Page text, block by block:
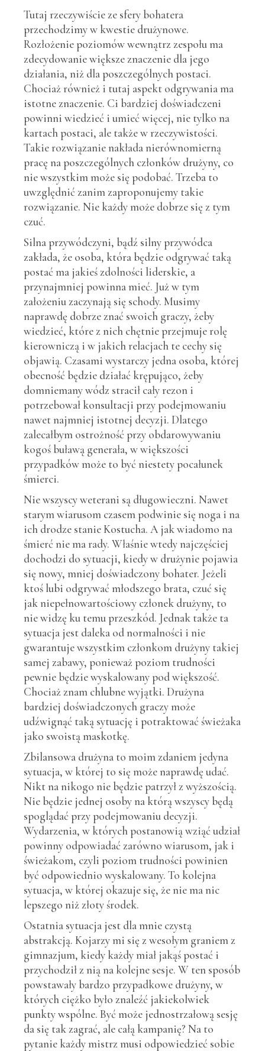
Tutaj rzeczywiście ze sfery bohatera
przechodzimy w kwestie drużynowe.
Rozłożenie poziomów wewnątrz zespołu ma
zdecydowanie większe znaczenie dla jego
działania, niż dla poszczególnych postaci.
Chociaż również i tutaj aspekt odgrywania ma
istotne znaczenie. Ci bardziej doświadczeni
powinni wiedzieć i umieć więcej, nie tylko na
kartach postaci, ale także w rzeczywistości.
Takie rozwiązanie nakłada nierównomierną
pracę na poszczególnych członków drużyny, co
nie wszystkim może się podobać. Trzeba to
uwzględnić zanim zaproponujemy takie
rozwiązanie. Nie każdy może dobrze się z tym
czuć.
Silna przywódczyni, bądź silny przywódca
zakłada, że osoba, która będzie odgrywać taką
postać ma jakieś zdolności liderskie, a
przynajmniej powinna mieć. Już w tym
założeniu zaczynają się schody. Musimy
naprawdę dobrze znać swoich graczy, żeby
wiedzieć, które z nich chętnie przejmuje rolę
kierowniczą i w jakich relacjach te cechy się
objawią. Czasami wystarczy jedna osoba, której
obecność będzie działać krępująco, żeby
domniemany wódz stracił cały rezon i
potrzebował konsultacji przy podejmowaniu
nawet najmniej istotnej decyzji. Dlatego
zalecałbym ostrożność przy obdarowywaniu
kogoś buławą generała, w większości
przypadków może to być niestety pocałunek
śmierci.
Nie wszyscy weterani są długowieczni. Nawet
starym wiarusom czasem podwinie się noga i na
ich drodze stanie Kostucha. A jak wiadomo na
śmierć nie ma rady. Właśnie wtedy najczęściej
dochodzi do sytuacji, kiedy w drużynie pojawia
się nowy, mniej doświadczony bohater. Jeżeli
ktoś lubi odgrywać młodszego brata, czuć się
jak niepełnowartościowy członek drużyny, to
nie widzę ku temu przeszkód. Jednak także ta
sytuacja jest daleka od normalności i nie
gwarantuje wszystkim członkom drużyny takiej
samej zabawy, ponieważ poziom trudności
pewnie będzie wyskalowany pod większość.
Chociaż znam chlubne wyjątki. Drużyna
bardziej doświadczonych graczy może
udźwignąć taką sytuację i potraktować świeżaka
jako swoistą maskotkę.
Zbilansowa drużyna to moim zdaniem jedyna
sytuacja, w której to się może naprawdę udać.
Nikt na nikogo nie będzie patrzył z wyższością.
Nie będzie jednej osoby na którą wszyscy będą
spoglądać przy podejmowaniu decyzji.
Wydarzenia, w których postanowią wziąć udział
powinny odpowiadać zarówno wiarusom, jak i
świeżakom, czyli poziom trudności powinien
być odpowiednio wyskalowany. To kolejna
sytuacja, w której okazuje się, że nie ma nic
lepszego niż złoty środek.
Ostatnia sytuacja jest dla mnie czystą
abstrakcją. Kojarzy mi się z wesołym graniem z
gimnazjum, kiedy każdy miał jakąś postać i
przychodził z nią na kolejne sesje. W ten sposób
powstawały bardzo przypadkowe drużyny, w
których ciężko było znaleźć jakiekolwiek
punkty wspólne. Być może jednostrzałową sesję
da się tak zagrać, ale całą kampanię? Na to
pytanie każdy mistrz musi odpowiedzieć sobie